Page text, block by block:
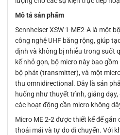
Mô tả sản phẩm
Sennheiser XSW 1-ME2-A là một
công nghệ UHF băng rộng, giúp
định và không bị nhiễu trong suốt
kế nhỏ gọn, bộ micro này bao
bộ phát (transmitter), và một
thu omnidirectional. Đây là sản
huống như thuyết trình, giảng
các hoạt động cần micro không
Micro ME 2-2 được thiết kế để gắn
thoải mái và tự do di chuyển. Với